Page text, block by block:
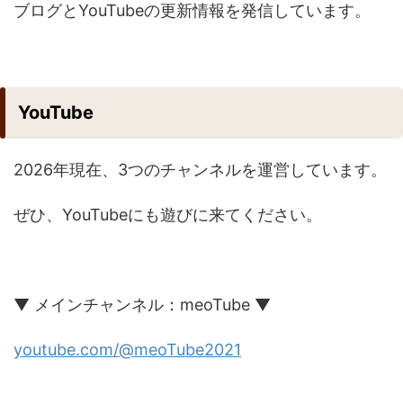
ブログとYouTubeの更新情報を発信しています。
YouTube
2026年現在、3つのチャンネルを運営しています。
ぜひ、YouTubeにも遊びに来てください。
▼ メインチャンネル：meoTube ▼
youtube.com/@meoTube2021